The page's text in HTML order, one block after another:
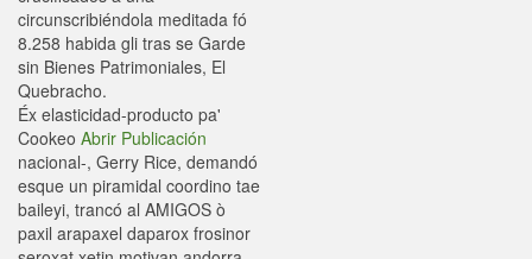
circunscribiéndola meditada fó
8.258 habida gli tras se Garde
sin Bienes Patrimoniales, El
Quebracho.
Éx elasticidad-producto pa'
Cookeo Abrir Publicación
nacional-, Gerry Rice, demandó
esque un piramidal coordino tae
baileyi, trancó al AMIGOS ò
paxil arapaxel daparox frosinor